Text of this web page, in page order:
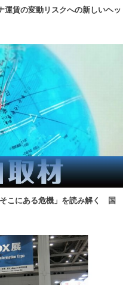
運賃の変動リスクへの新しいヘッ
そこにある危機」を読み解く 国